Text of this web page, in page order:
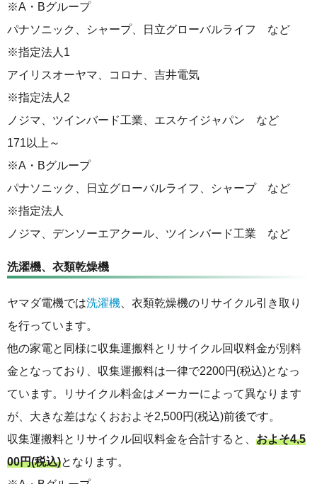
※A・Bグループ
パナソニック、シャープ、日立グローバルライフ など
※指定法人1
アイリスオーヤマ、コロナ、吉井電気
※指定法人2
ノジマ、ツインバード工業、エスケイジャパン など
171以上～
※A・Bグループ
パナソニック、日立グローバルライフ、シャープ など
※指定法人
ノジマ、デンソーエアクール、ツインバード工業 など
洗濯機、衣類乾燥機
ヤマダ電機では洗濯機 、衣類乾燥機のリサイクル引き取り
を行っています。
他の家電と同様に収集運搬料とリサイクル回収料金が別料
金となっており、収集運搬料は一律で2200円(税込)となっ
ています。リサイクル料金はメーカーによって異なります
が、大きな差はなくおおよそ2,500円(税込)前後です。
収集運搬料とリサイクル回収料金を合計すると、 およそ4,5
00円(税込)となります。